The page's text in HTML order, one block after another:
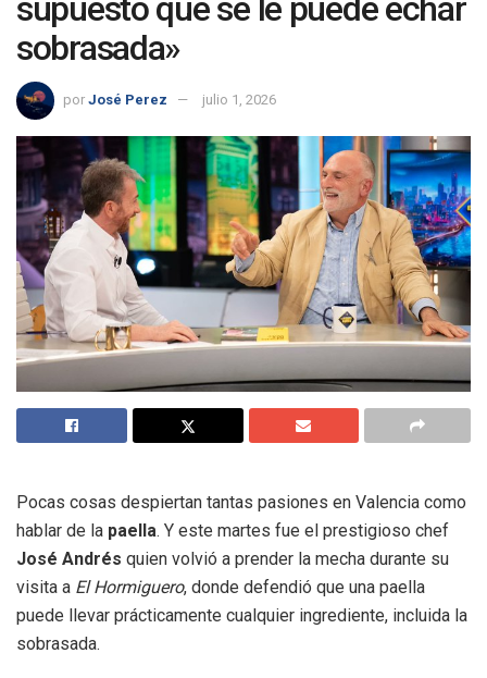
supuesto que se le puede echar
sobrasada»
por José Perez julio 1, 2026
Pocas cosas despiertan tantas pasiones en Valencia como
hablar de la paella. Y este martes fue el prestigioso chef
José Andrés quien volvió a prender la mecha durante su
visita a El Hormiguero, donde defendió que una paella
puede llevar prácticamente cualquier ingrediente, incluida la
sobrasada.